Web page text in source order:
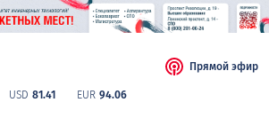
USD 81.41 EUR 94.06
Прямой эфир